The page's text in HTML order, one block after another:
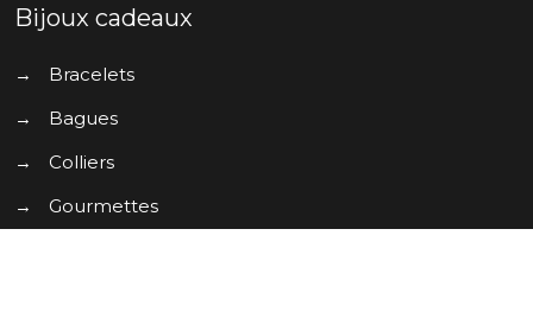
Bijoux cadeaux
→
Bracelets
→
Bagues
→
Colliers
→
Gourmettes